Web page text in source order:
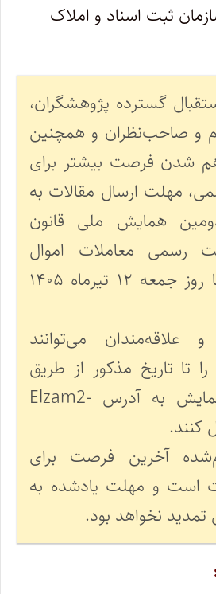
ثبت اسناد و املاک
گسترده پژوهشگران،
و صاحب‌نظران و همچنین
شدن فرصت بیشتر برای
مهلت ارسال مقالات به
همایش ملی قانون
رسمی معاملات اموال
غیرمنقول» تا روز جمعه ۱۲ تیرماه ۱۴۰۵
علاقه‌مندان می‌توانند
تا تاریخ مذکور از طریق
وب‌سایت همایش به آدرس Elzam2-
آخرین فرصت برای
است و مهلت یادشده به
نخواهد بود.